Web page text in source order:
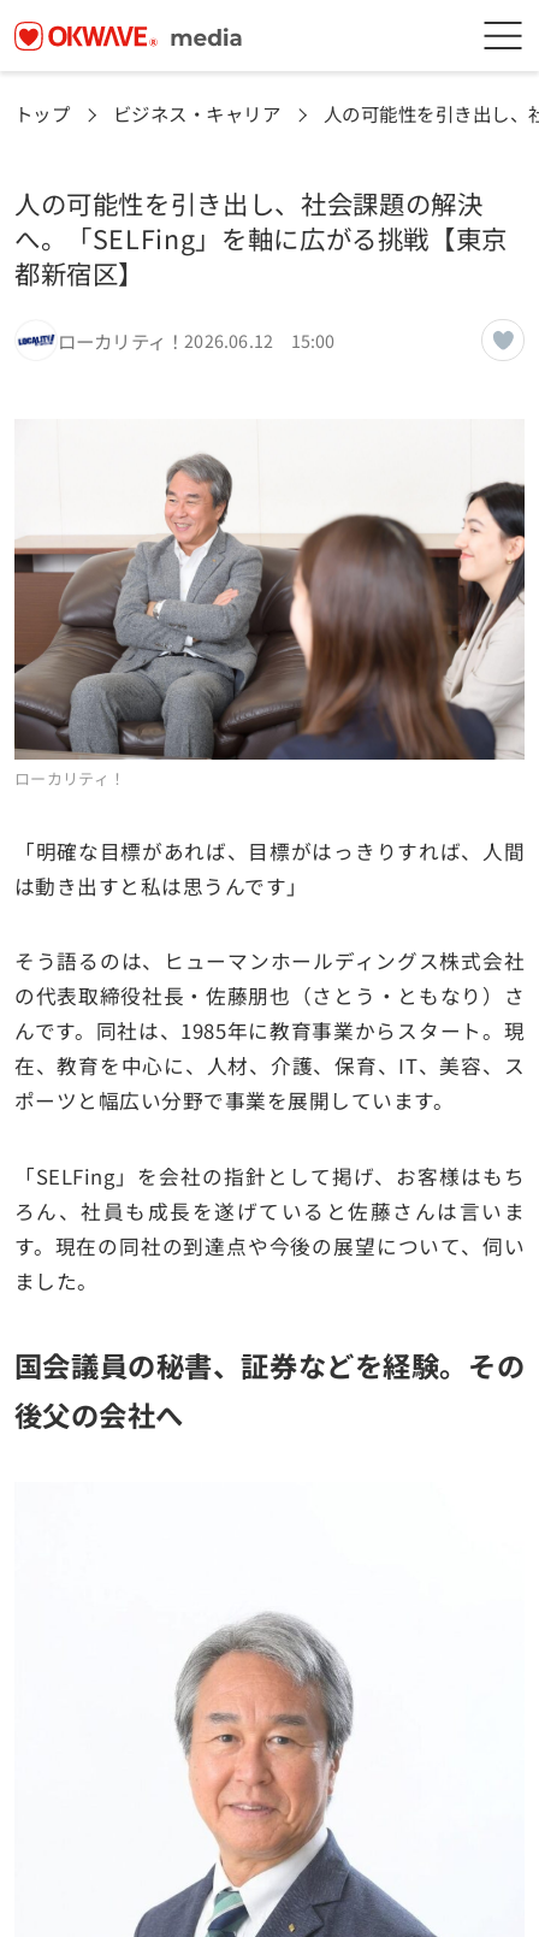
トップ ビジネス・キャリア 人の可能性を引き出し
人の可能性を引き出し、社会課題の解決
へ。「SELFing」を軸に広がる挑戦【東京
都新宿区】
ローカリティ！2026.06.12 15:00
ローカリティ！
「明確な目標があれば、目標がはっきりすれば、人間
は動き出すと私は思うんです」
そう語るのは、ヒューマンホールディングス株式会社
の代表取締役社長・佐藤朋也（さとう・ともなり）さ
んです。同社は、1985年に教育事業からスタート。現
在、教育を中心に、人材、介護、保育、IT、美容、ス
ポーツと幅広い分野で事業を展開しています。
「SELFing」を会社の指針として掲げ、お客様はもち
ろん、社員も成長を遂げていると佐藤さんは言いま
す。現在の同社の到達点や今後の展望について、伺い
ました。
国会議員の秘書、証券などを経験。その
後父の会社へ